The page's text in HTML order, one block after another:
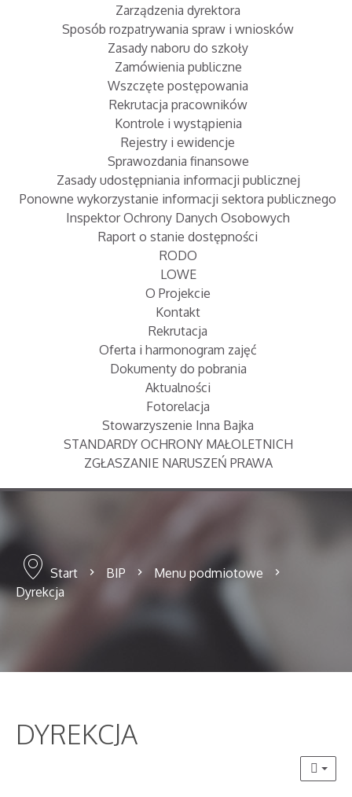
Zarządzenia dyrektora
Sposób rozpatrywania spraw i wniosków
Zasady naboru do szkoły
Zamówienia publiczne
Wszczęte postępowania
Rekrutacja pracowników
Kontrole i wystąpienia
Rejestry i ewidencje
Sprawozdania finansowe
Zasady udostępniania informacji publicznej
Ponowne wykorzystanie informacji sektora publicznego
Inspektor Ochrony Danych Osobowych
Raport o stanie dostępności
RODO
LOWE
O Projekcie
Kontakt
Rekrutacja
Oferta i harmonogram zajęć
Dokumenty do pobrania
Aktualności
Fotorelacja
Stowarzyszenie Inna Bajka
STANDARDY OCHRONY MAŁOLETNICH
ZGŁASZANIE NARUSZEŃ PRAWA
Start BIP
Menu podmiotowe
Dyrekcja
DYREKCJA